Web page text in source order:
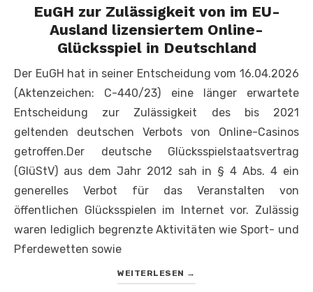
EuGH zur Zulässigkeit von im EU-
Ausland lizensiertem Online-
Glücksspiel in Deutschland
Der EuGH hat in seiner Entscheidung vom 16.04.2026
(Aktenzeichen: C-440/23) eine länger erwartete
Entscheidung zur Zulässigkeit des bis 2021
geltenden deutschen Verbots von Online-Casinos
getroffen.Der deutsche Glücksspielstaatsvertrag
(GlüStV) aus dem Jahr 2012 sah in § 4 Abs. 4 ein
generelles Verbot für das Veranstalten von
öffentlichen Glücksspielen im Internet vor. Zulässig
waren lediglich begrenzte Aktivitäten wie Sport- und
Pferdewetten sowie
WEITERLESEN →